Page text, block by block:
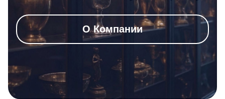
О Компании